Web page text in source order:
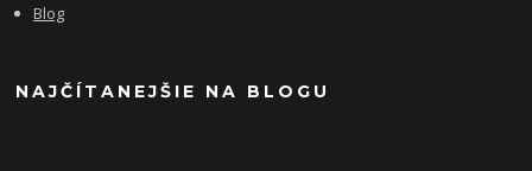
Blog
NAJČÍTANEJŠIE NA BLOGU